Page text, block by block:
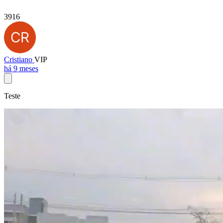
3916
Cristiano VIP
há 9 meses
Teste